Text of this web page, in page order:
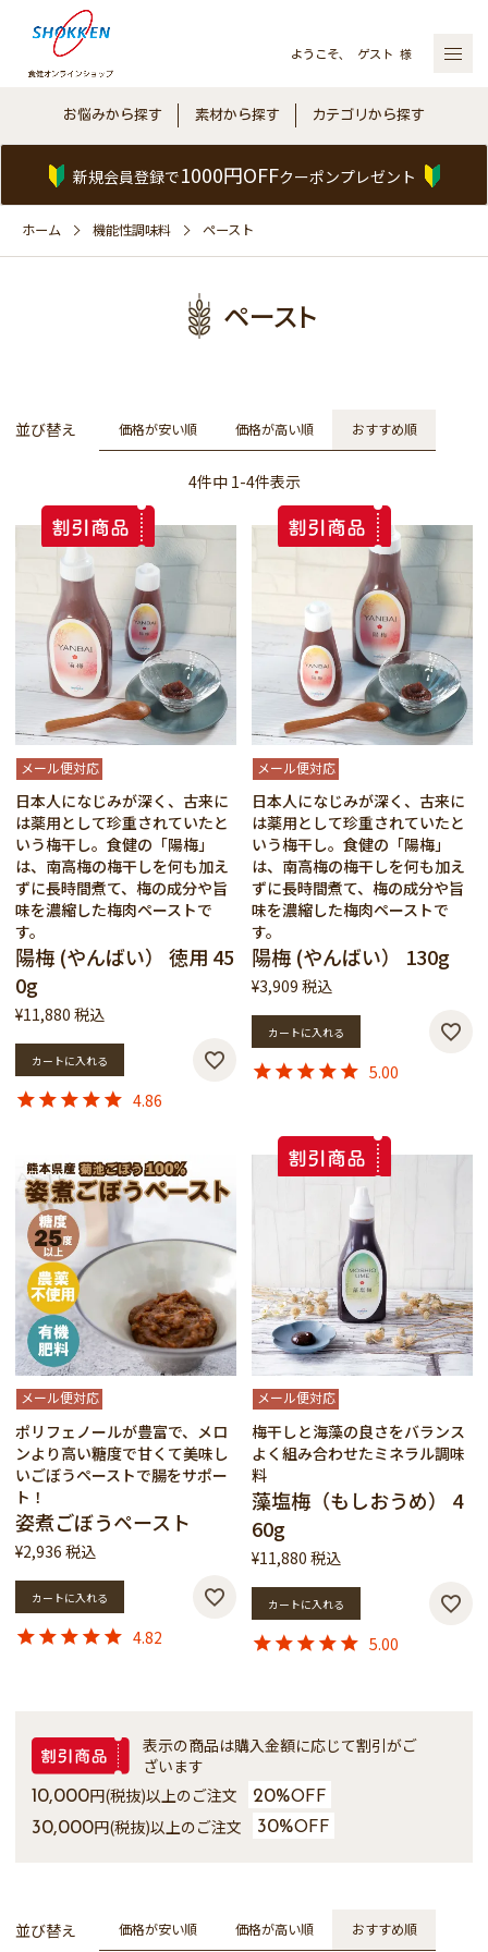
ようこそ、 ゲスト 様
お悩みから探す 素材から探す カテゴリから探す
新規会員登録で1000円OFFクーポンプレゼント
ホーム 機能性調味料 ペースト
ペースト
並び替え 価格が安い順 価格が高い順 おすすめ順
4件中 1-4件表示
メール便対応
日本人になじみが深く、古来に
は薬用として珍重されていたと
いう梅干し。食健の「陽梅」
は、南高梅の梅干しを何も加え
ずに長時間煮て、梅の成分や旨
味を濃縮した梅肉ペーストで
す。
陽梅 (やんばい） 徳用 45
0g
¥11,880 税込
カートに入れる
4.86
メール便対応
日本人になじみが深く、古来に
は薬用として珍重されていたと
いう梅干し。食健の「陽梅」
は、南高梅の梅干しを何も加え
ずに長時間煮て、梅の成分や旨
味を濃縮した梅肉ペーストで
す。
陽梅 (やんばい） 130g
¥3,909 税込
カートに入れる
5.00
メール便対応
ポリフェノールが豊富で、メロ
ンより高い糖度で甘くて美味し
いごぼうペーストで腸をサポー
ト！
姿煮ごぼうペースト
¥2,936 税込
カートに入れる
4.82
メール便対応
梅干しと海藻の良さをバランス
よく組み合わせたミネラル調味
料
藻塩梅（もしおうめ） 4
60g
¥11,880 税込
カートに入れる
5.00
表示の商品は購入金額に応じて割引がご
ざいます
10,000円(税抜)以上のご注文 20%OFF
30,000円(税抜)以上のご注文 30%OFF
並び替え 価格が安い順 価格が高い順 おすすめ順